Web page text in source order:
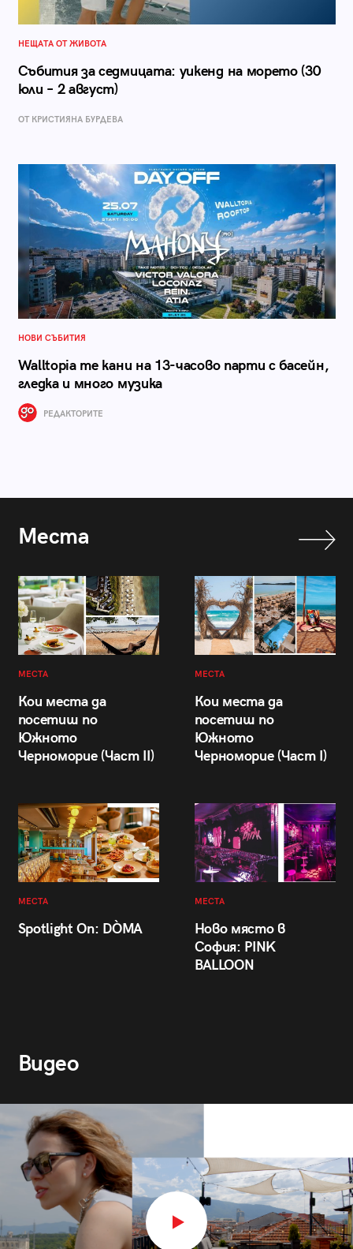
НЕЩАТА ОТ ЖИВОТА
Събития за седмицата: уикенд на морето (30
юли – 2 август)
ОТ КРИСТИЯНА БУРДЕВА
НОВИ СЪБИТИЯ
Walltopia те кани на 13-часово парти с басейн,
гледка и много музика
РЕДАКТОРИТЕ
Места
МЕСТА
Кои места да
посетиш по
Южното
Черноморие (Част II)
МЕСТА
Кои места да
посетиш по
Южното
Черноморие (Част I)
МЕСТА
Spotlight On: DÒMA
МЕСТА
Ново място в
София: PINK
BALLOON
Видео